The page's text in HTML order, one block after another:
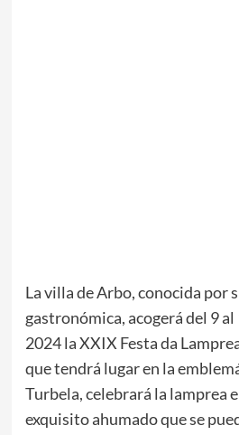
La villa de Arbo, conocida por
gastronómica, acogerá del 9 al
2024 la XXIX Festa da
que tendrá lugar en la
Turbela, celebrará la lamprea
exquisito ahumado que se